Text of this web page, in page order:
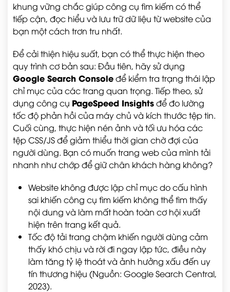
khung vững chắc giúp công cụ tìm kiếm có thể
tiếp cận, đọc hiểu và lưu trữ dữ liệu từ website của
bạn một cách trơn tru nhất.
Để cải thiện hiệu suất, bạn có thể thực hiện theo
quy trình cơ bản sau: Đầu tiên, hãy sử dụng
Google Search Consoleđể kiểm tra trạng thái lập
chỉ mục của các trang quan trọng. Tiếp theo, sử
dụng công cụ PageSpeed Insightsđể đo lường
tốc độ phản hồi của máy chủ và kích thước tệp tin.
Cuối cùng, thực hiện nén ảnh và tối ưu hóa các
tệp CSS/JS để giảm thiểu thời gian chờ đợi của
người dùng. Bạn có muốn trang web của mình tải
nhanh như chớp để giữ chân khách hàng không?
Website không được lập chỉ mục do cấu hình
sai khiến công cụ tìm kiếm không thể tìm thấy
nội dung và làm mất hoàn toàn cơ hội xuất
hiện trên trang kết quả.
Tốc độ tải trang chậm khiến người dùng cảm
thấy khó chịu và rời đi ngay lập tức, điều này
làm tăng tỷ lệ thoát và ảnh hưởng xấu đến uy
tín thương hiệu (Nguồn: Google Search Central,
2023).